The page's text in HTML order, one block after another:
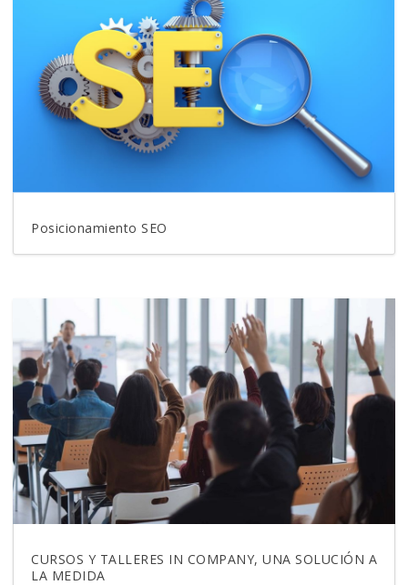
Posicionamiento SEO
CURSOS Y TALLERES IN COMPANY, UNA SOLUCIÓN A
LA MEDIDA